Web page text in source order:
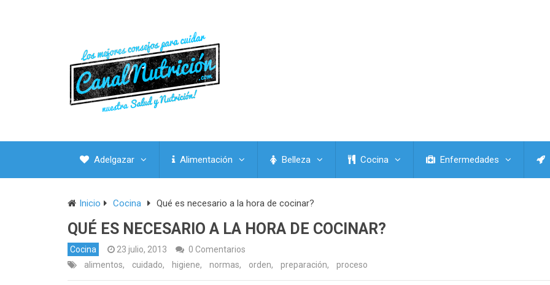
Adelgazar Alimentación Belleza Cocina Enfermedades
Inicio Cocina Qué es necesario a la hora de cocinar?
QUÉ ES NECESARIO A LA HORA DE COCINAR?
Cocina 23 julio, 2013
0 Comentarios
alimentos, cuidado, higiene, normas, orden, preparación, proceso